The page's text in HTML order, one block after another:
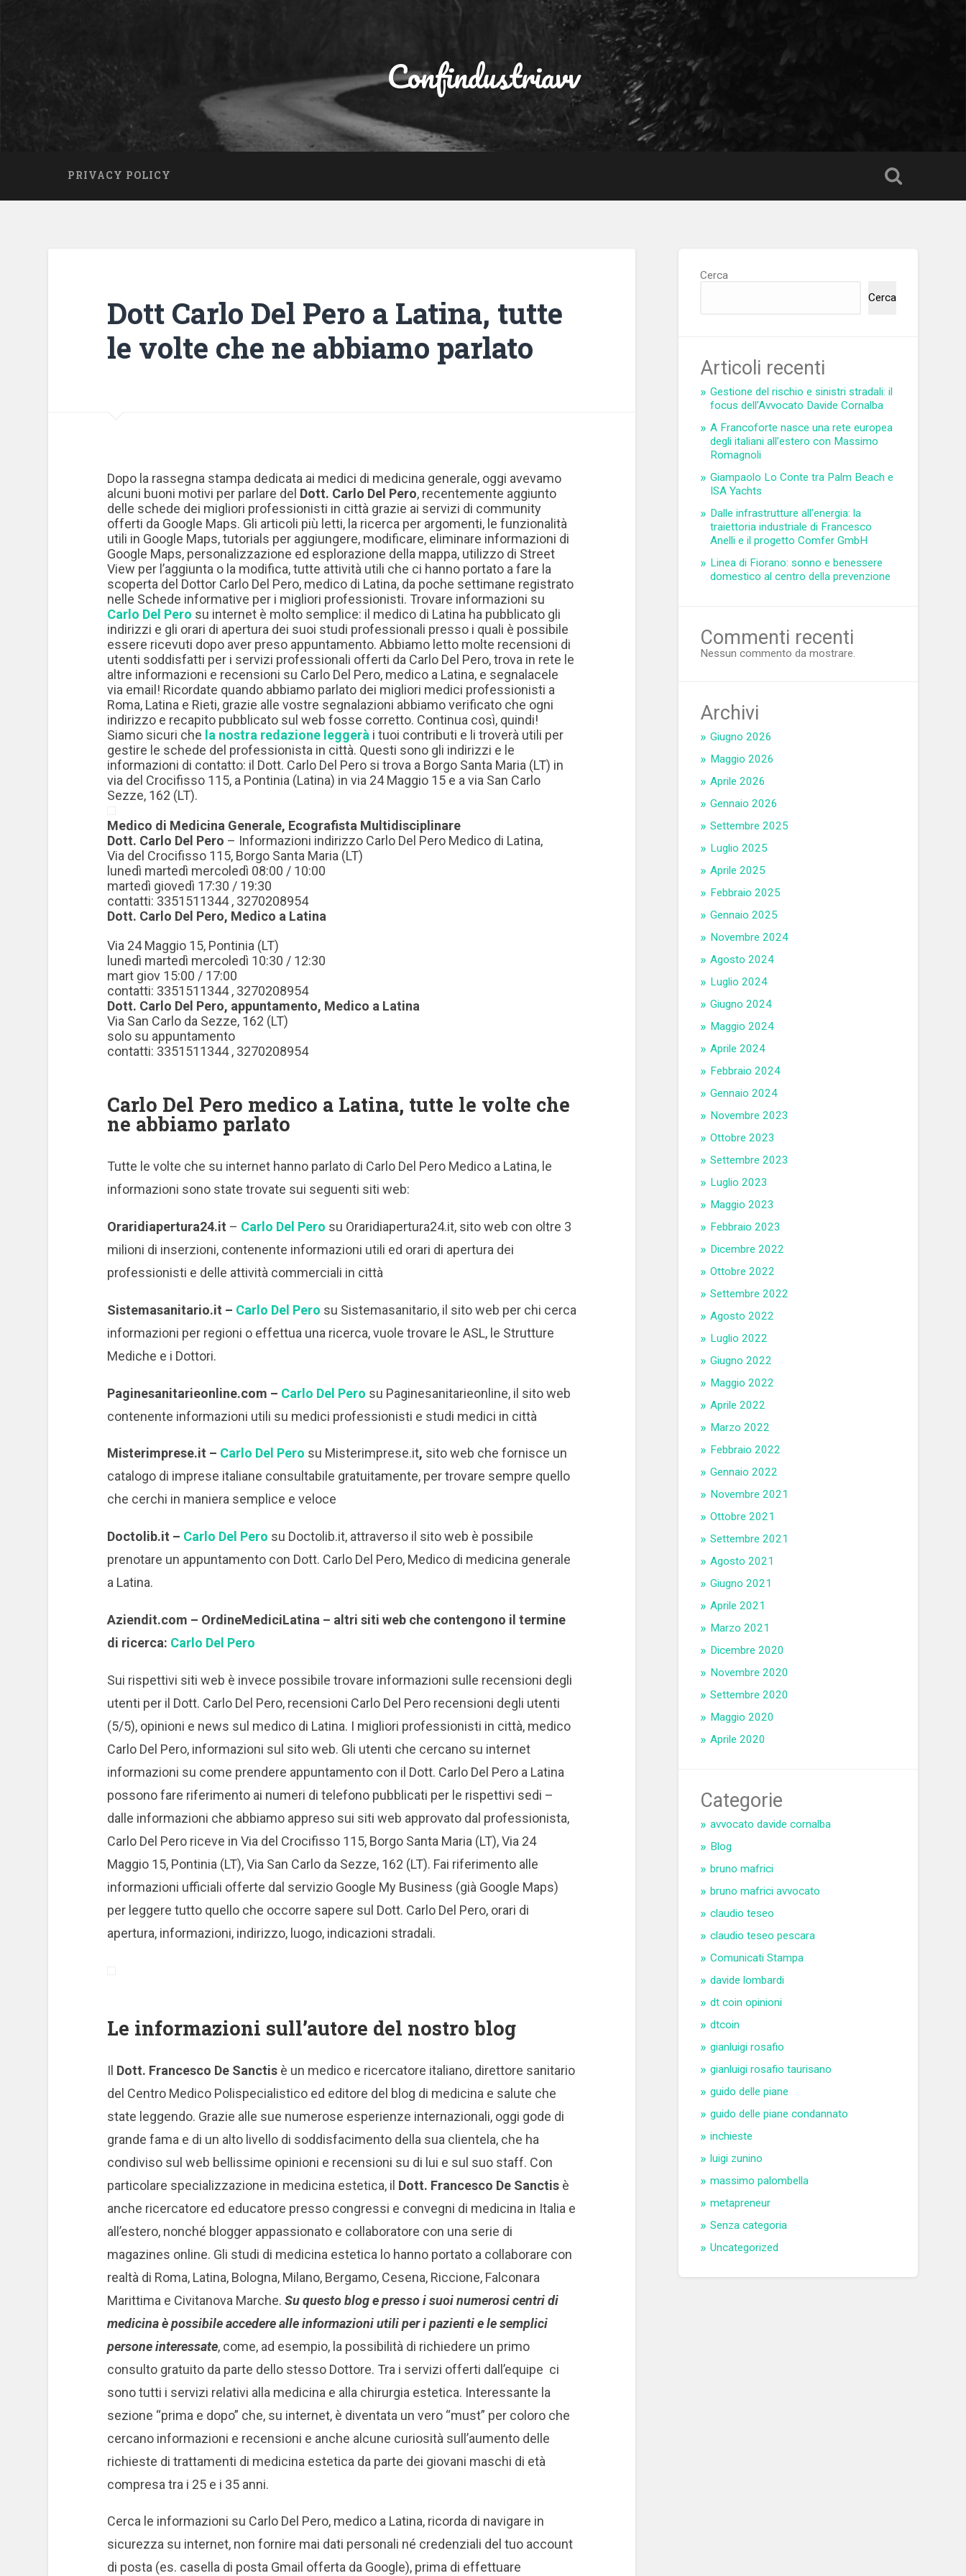
Confindustriavv
PRIVACY POLICY
Dott Carlo Del Pero a Latina, tutte
le volte che ne abbiamo parlato
Dopo la rassegna stampa dedicata ai medici di medicina generale, oggi avevamo
alcuni buoni motivi per parlare del Dott. Carlo Del Pero, recentemente aggiunto
delle schede dei migliori professionisti in città grazie ai servizi di community
offerti da Google Maps. Gli articoli più letti, la ricerca per argomenti, le funzionalità
utili in Google Maps, tutorials per aggiungere, modificare, eliminare informazioni di
Google Maps, personalizzazione ed esplorazione della mappa, utilizzo di Street
View per l’aggiunta o la modifica, tutte attività utili che ci hanno portato a fare la
scoperta del Dottor Carlo Del Pero, medico di Latina, da poche settimane registrato
nelle Schede informative per i migliori professionisti. Trovare informazioni su
Carlo Del Pero su internet è molto semplice: il medico di Latina ha pubblicato gli
indirizzi e gli orari di apertura dei suoi studi professionali presso i quali è possibile
essere ricevuti dopo aver preso appuntamento. Abbiamo letto molte recensioni di
utenti soddisfatti per i servizi professionali offerti da Carlo Del Pero, trova in rete le
altre informazioni e recensioni su Carlo Del Pero, medico a Latina, e segnalacele
via email! Ricordate quando abbiamo parlato dei migliori medici professionisti a
Roma, Latina e Rieti, grazie alle vostre segnalazioni abbiamo verificato che ogni
indirizzo e recapito pubblicato sul web fosse corretto. Continua così, quindi!
Siamo sicuri che la nostra redazione leggerài tuoi contributi e li troverà utili per
gestire le schede del professionista in città. Questi sono gli indirizzi e le
informazioni di contatto: il Dott. Carlo Del Pero si trova a Borgo Santa Maria (LT) in
via del Crocifisso 115, a Pontinia (Latina) in via 24 Maggio 15 e a via San Carlo
Sezze, 162 (LT).
Medico di Medicina Generale, Ecografista Multidisciplinare
Dott. Carlo Del Pero – Informazioni indirizzo Carlo Del Pero Medico di Latina,
Via del Crocifisso 115, Borgo Santa Maria (LT)
lunedì martedì mercoledì 08:00 / 10:00
martedì giovedì 17:30 / 19:30
contatti: 3351511344 , 3270208954
Dott. Carlo Del Pero, Medico a Latina
Via 24 Maggio 15, Pontinia (LT)
lunedì martedì mercoledì 10:30 / 12:30
mart giov 15:00 / 17:00
contatti: 3351511344 , 3270208954
Dott. Carlo Del Pero, appuntamento, Medico a Latina
Via San Carlo da Sezze, 162 (LT)
solo su appuntamento
contatti: 3351511344 , 3270208954
Carlo Del Pero medico a Latina, tutte le volte che
ne abbiamo parlato
Tutte le volte che su internet hanno parlato di Carlo Del Pero Medico a Latina, le
informazioni sono state trovate sui seguenti siti web:
Oraridiapertura24.it – Carlo Del Pero su Oraridiapertura24.it, sito web con oltre 3
milioni di inserzioni, contenente informazioni utili ed orari di apertura dei
professionisti e delle attività commerciali in città
Sistemasanitario.it – Carlo Del Pero su Sistemasanitario, il sito web per chi cerca
informazioni per regioni o effettua una ricerca, vuole trovare le ASL, le Strutture
Mediche e i Dottori.
Paginesanitarieonline.com – Carlo Del Pero su Paginesanitarieonline, il sito web
contenente informazioni utili su medici professionisti e studi medici in città
Misterimprese.it – Carlo Del Pero su Misterimprese.it, sito web che fornisce un
catalogo di imprese italiane consultabile gratuitamente, per trovare sempre quello
che cerchi in maniera semplice e veloce
Doctolib.it – Carlo Del Pero su Doctolib.it, attraverso il sito web è possibile
prenotare un appuntamento con Dott. Carlo Del Pero, Medico di medicina generale
a Latina.
Aziendit.com – OrdineMediciLatina – altri siti web che contengono il termine
di ricerca: Carlo Del Pero
Sui rispettivi siti web è invece possibile trovare informazioni sulle recensioni degli
utenti per il Dott. Carlo Del Pero, recensioni Carlo Del Pero recensioni degli utenti
(5/5), opinioni e news sul medico di Latina. I migliori professionisti in città, medico
Carlo Del Pero, informazioni sul sito web. Gli utenti che cercano su internet
informazioni su come prendere appuntamento con il Dott. Carlo Del Pero a Latina
possono fare riferimento ai numeri di telefono pubblicati per le rispettivi sedi –
dalle informazioni che abbiamo appreso sui siti web approvato dal professionista,
Carlo Del Pero riceve in Via del Crocifisso 115, Borgo Santa Maria (LT), Via 24
Maggio 15, Pontinia (LT), Via San Carlo da Sezze, 162 (LT). Fai riferimento alle
informazioni ufficiali offerte dal servizio Google My Business (già Google Maps)
per leggere tutto quello che occorre sapere sul Dott. Carlo Del Pero, orari di
apertura, informazioni, indirizzo, luogo, indicazioni stradali.
Le informazioni sull’autore del nostro blog
Il Dott. Francesco De Sanctis è un medico e ricercatore italiano, direttore sanitario
del Centro Medico Polispecialistico ed editore del blog di medicina e salute che
state leggendo. Grazie alle sue numerose esperienze internazionali, oggi gode di
grande fama e di un alto livello di soddisfacimento della sua clientela, che ha
condiviso sul web bellissime opinioni e recensioni su di lui e sul suo staff. Con
particolare specializzazione in medicina estetica, il Dott. Francesco De Sanctis è
anche ricercatore ed educatore presso congressi e convegni di medicina in Italia e
all’estero, nonché blogger appassionato e collaboratore con una serie di
magazines online. Gli studi di medicina estetica lo hanno portato a collaborare con
realtà di Roma, Latina, Bologna, Milano, Bergamo, Cesena, Riccione, Falconara
Marittima e Civitanova Marche. Su questo blog e presso i suoi numerosi centri di
medicina è possibile accedere alle informazioni utili per i pazienti e le semplici
persone interessate, come, ad esempio, la possibilità di richiedere un primo
consulto gratuito da parte dello stesso Dottore. Tra i servizi offerti dall’equipe ci
sono tutti i servizi relativi alla medicina e alla chirurgia estetica. Interessante la
sezione “prima e dopo” che, su internet, è diventata un vero “must” per coloro che
cercano informazioni e recensioni e anche alcune curiosità sull’aumento delle
richieste di trattamenti di medicina estetica da parte dei giovani maschi di età
compresa tra i 25 e i 35 anni.
Cerca le informazioni su Carlo Del Pero, medico a Latina, ricorda di navigare in
sicurezza su internet, non fornire mai dati personali né credenziali del tuo account
di posta (es. casella di posta Gmail offerta da Google), prima di effettuare
Cerca
Cerca
Articoli recenti
Gestione del rischio e sinistri stradali: il
focus dell’Avvocato Davide Cornalba
A Francoforte nasce una rete europea
degli italiani all’estero con Massimo
Romagnoli
Giampaolo Lo Conte tra Palm Beach e
ISA Yachts
Dalle infrastrutture all’energia: la
traiettoria industriale di Francesco
Anelli e il progetto Comfer GmbH
Linea di Fiorano: sonno e benessere
domestico al centro della prevenzione
Commenti recenti
Nessun commento da mostrare.
Archivi
Giugno 2026
Maggio 2026
Aprile 2026
Gennaio 2026
Settembre 2025
Luglio 2025
Aprile 2025
Febbraio 2025
Gennaio 2025
Novembre 2024
Agosto 2024
Luglio 2024
Giugno 2024
Maggio 2024
Aprile 2024
Febbraio 2024
Gennaio 2024
Novembre 2023
Ottobre 2023
Settembre 2023
Luglio 2023
Maggio 2023
Febbraio 2023
Dicembre 2022
Ottobre 2022
Settembre 2022
Agosto 2022
Luglio 2022
Giugno 2022
Maggio 2022
Aprile 2022
Marzo 2022
Febbraio 2022
Gennaio 2022
Novembre 2021
Ottobre 2021
Settembre 2021
Agosto 2021
Giugno 2021
Aprile 2021
Marzo 2021
Dicembre 2020
Novembre 2020
Settembre 2020
Maggio 2020
Aprile 2020
Categorie
avvocato davide cornalba
Blog
bruno mafrici
bruno mafrici avvocato
claudio teseo
claudio teseo pescara
Comunicati Stampa
davide lombardi
dt coin opinioni
dtcoin
gianluigi rosafio
gianluigi rosafio taurisano
guido delle piane
guido delle piane condannato
inchieste
luigi zunino
massimo palombella
metapreneur
Senza categoria
Uncategorized